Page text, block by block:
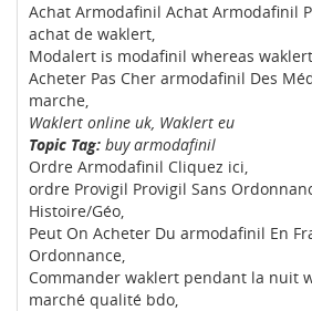
Achat Armodafinil Achat Armodafinil
achat de waklert,
Modalert is modafinil whereas
Acheter Pas Cher armodafinil Des
marche,
Waklert online uk, Waklert eu
Topic Tag: buy armodafinil
Ordre Armodafinil Cliquez ici,
ordre Provigil Provigil Sans
Histoire/Géo,
Peut On Acheter Du armodafinil En
Ordonnance,
Commander waklert pendant la nuit
marché qualité bdo,